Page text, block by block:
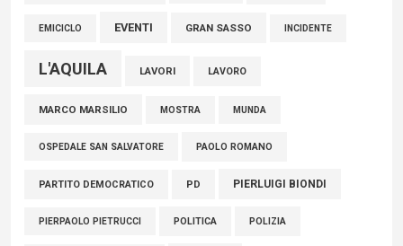
EMICICLO EVENTI GRAN SASSO INCIDENTE
L'AQUILA LAVORI LAVORO
MARCO MARSILIO MOSTRA MUNDA
OSPEDALE SAN SALVATORE PAOLO ROMANO
PARTITO DEMOCRATICO PD PIERLUIGI BIONDI
PIERPAOLO PIETRUCCI POLITICA POLIZIA